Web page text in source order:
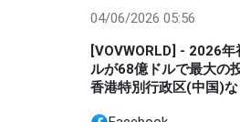
04/06/2026 05:56
[VOVWORLD] - 2026
ルが68億ドルで最大の
香港特別行政区(中国)な